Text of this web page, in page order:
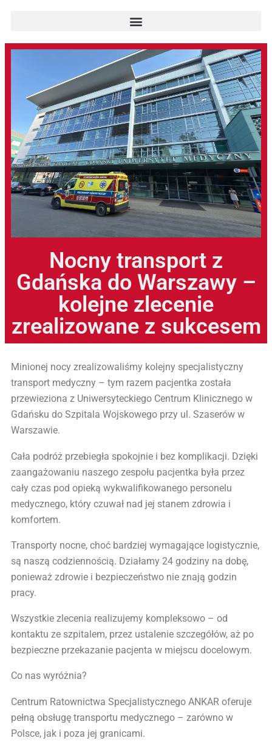
Nocny transport z
Gdańska do Warszawy –
kolejne zlecenie
zrealizowane z sukcesem
Minionej nocy zrealizowaliśmy kolejny specjalistyczny
transport medyczny – tym razem pacjentka została
przewieziona z Uniwersyteckiego Centrum Klinicznego w
Gdańsku do Szpitala Wojskowego przy ul. Szaserów w
Warszawie.
Cała podróż przebiegła spokojnie i bez komplikacji. Dzięki
zaangażowaniu naszego zespołu pacjentka była przez
cały czas pod opieką wykwalifikowanego personelu
medycznego, który czuwał nad jej stanem zdrowia i
komfortem.
Transporty nocne, choć bardziej wymagające logistycznie,
są naszą codziennością. Działamy 24 godziny na dobę,
ponieważ zdrowie i bezpieczeństwo nie znają godzin
pracy.
Wszystkie zlecenia realizujemy kompleksowo – od
kontaktu ze szpitalem, przez ustalenie szczegółów, aż po
bezpieczne przekazanie pacjenta w miejscu docelowym.
Co nas wyróżnia?
Centrum Ratownictwa Specjalistycznego ANKAR oferuje
pełną obsługę transportu medycznego – zarówno w
Polsce, jak i poza jej granicami.